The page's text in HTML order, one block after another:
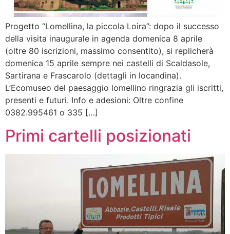
Progetto “Lomellina, la piccola Loira”: dopo il successo
della visita inaugurale in agenda domenica 8 aprile
(oltre 80 iscrizioni, massimo consentito), si replicherà
domenica 15 aprile sempre nei castelli di Scaldasole,
Sartirana e Frascarolo (dettagli in locandina).
L’Ecomuseo del paesaggio lomellino ringrazia gli iscritti,
presenti e futuri. Info e adesioni: Oltre confine
0382.995461 o 335 […]
Primi cartelli posizionati